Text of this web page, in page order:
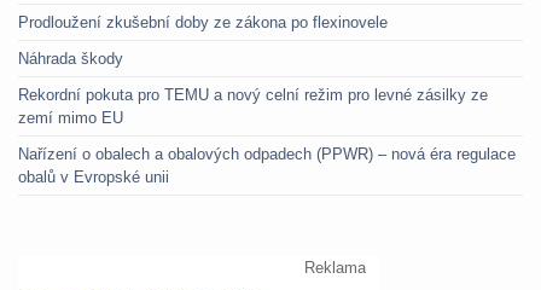
Prodloužení zkušební doby ze zákona po flexinovele
Náhrada škody
Rekordní pokuta pro TEMU a nový celní režim pro levné zásilky ze
zemí mimo EU
Nařízení o obalech a obalových odpadech (PPWR) – nová éra regulace
obalů v Evropské unii